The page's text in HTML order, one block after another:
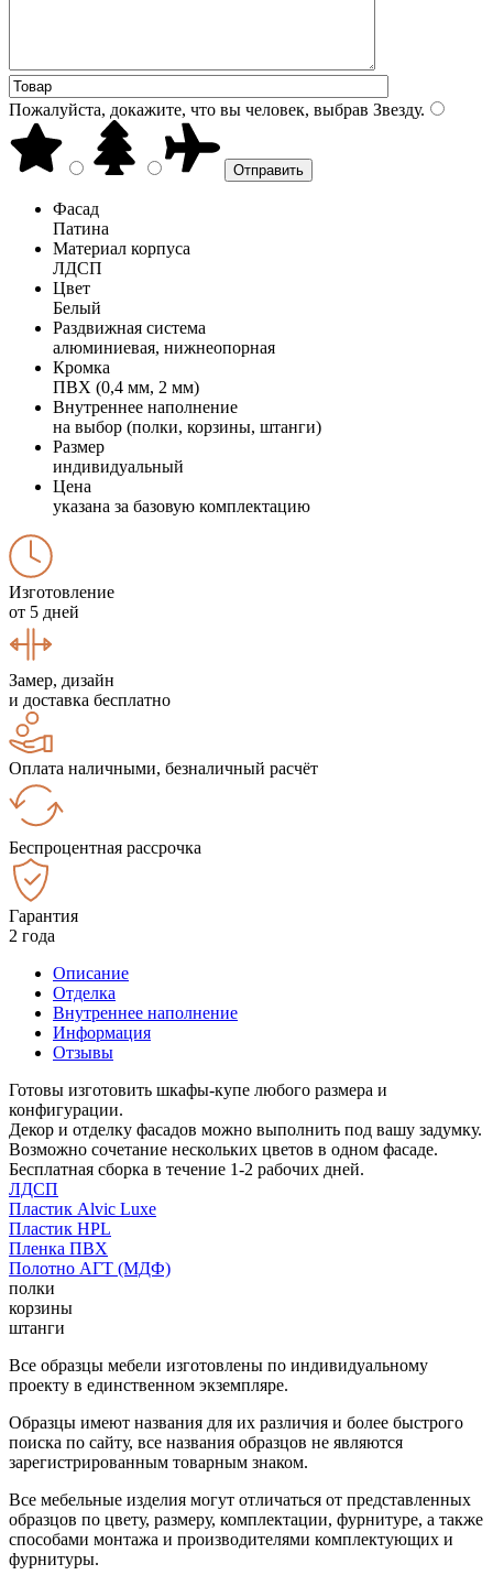
Пожалуйста, докажите, что вы человек, выбрав Звезду.
Фасад
Патина
Материал корпуса
ЛДСП
Цвет
Белый
Раздвижная система
алюминиевая, нижнеопорная
Кромка
ПВХ (0,4 мм, 2 мм)
Внутреннее наполнение
на выбор (полки, корзины, штанги)
Размер
индивидуальный
Цена
указана за базовую комплектацию
Изготовление
от 5 дней
Замер, дизайн
и доставка бесплатно
Оплата наличными, безналичный расчёт
Беспроцентная рассрочка
Гарантия
2 года
Описание
Отделка
Внутреннее наполнение
Информация
Отзывы
Готовы изготовить шкафы-купе любого размера и
конфигурации.
Декор и отделку фасадов можно выполнить под вашу задумку.
Возможно сочетание нескольких цветов в одном фасаде.
Бесплатная сборка в течение 1-2 рабочих дней.
ЛДСП
Пластик Alvic Luxe
Пластик HPL
Пленка ПВХ
Полотно АГТ (МДФ)
полки
корзины
штанги
Все образцы мебели изготовлены по индивидуальному
проекту в единственном экземпляре.
Образцы имеют названия для их различия и более быстрого
поиска по сайту, все названия образцов не являются
зарегистрированным товарным знаком.
Все мебельные изделия могут отличаться от представленных
образцов по цвету, размеру, комплектации, фурнитуре, а также
способами монтажа и производителями комплектующих и
фурнитуры.